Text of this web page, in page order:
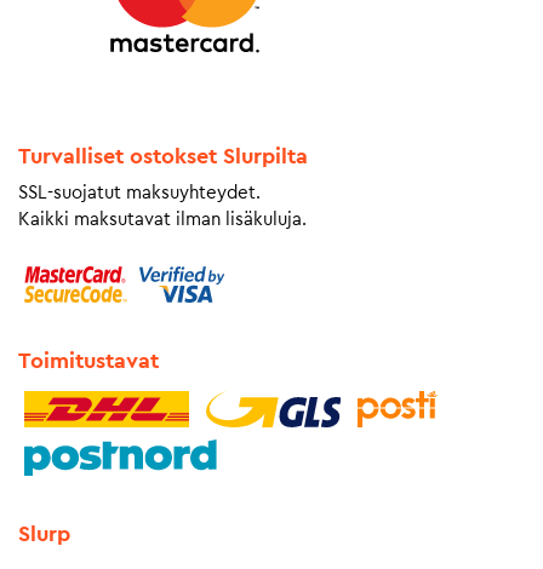
Turvalliset ostokset Slurpilta
SSL-suojatut maksuyhteydet.
Kaikki maksutavat ilman lisäkuluja.
Toimitustavat
Slurp